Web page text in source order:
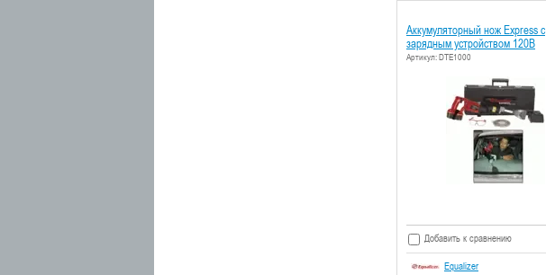
Аккумуляторный нож Express с
зарядным устройством 120В
Артикул: DTE1000
Добавить к сравнению
Equalizer